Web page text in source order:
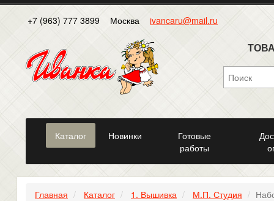
+7 (963) 777 3899 Москва ivancaru@mail.ru
Каталог Новинки
Готовые
работы
Главная Каталог 1. Вышивка М.П. Студия